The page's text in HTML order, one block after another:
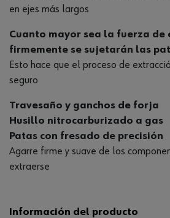
en ejes más largos
Cuanto mayor sea la fuerza de
firmemente se sujetarán las
Esto hace que el proceso de
seguro
Travesaño y ganchos de forja
Husillo nitrocarburizado a gas
Patas con fresado de precisión
Agarre firme y suave de los
extraerse
Información del producto